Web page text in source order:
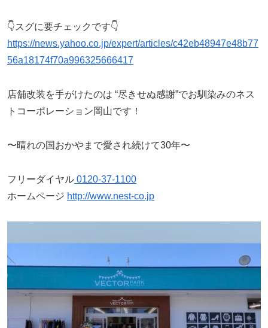
👇スグに要チェックです👇
https://news.yahoo.co.jp/expert/articles/c42eb48947e48b77
56a18174f70a996325666417
店舗改装を手がけたのは “尽きせぬ感謝”でお馴染みのネス
トコーポレーション岡山です！
〜晴れの国おかやまで愛され続けて30年〜
フリーダイヤル 0120-37-1100
ホームページ http://www.nest-co.jp